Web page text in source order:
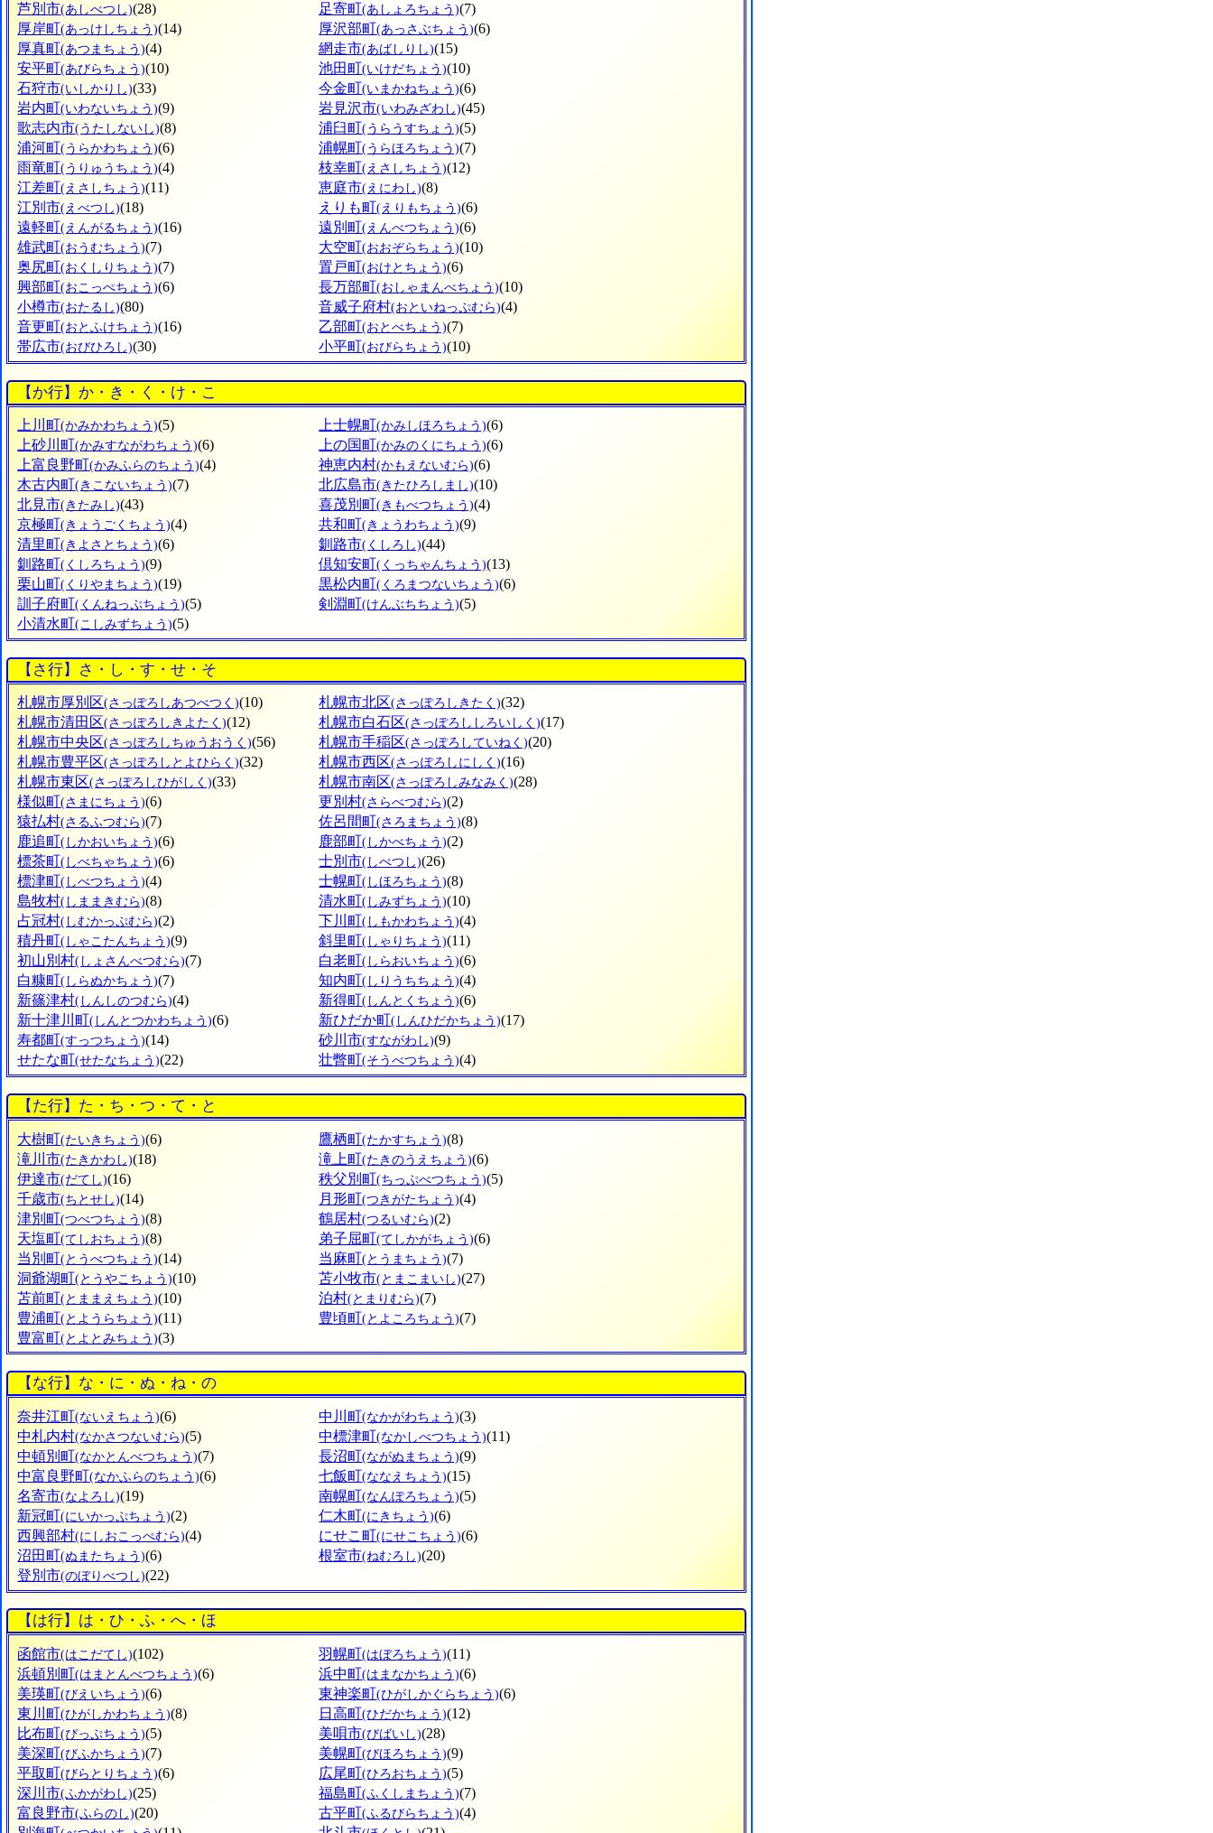
芦別市(あしべつし)(28) 足寄町(あしょろちょう)(7)
厚岸町(あっけしちょう)(14) 厚沢部町(あっさぶちょう)(6)
厚真町(あつまちょう)(4) 網走市(あばしりし)(15)
安平町(あびらちょう)(10) 池田町(いけだちょう)(10)
石狩市(いしかりし)(33) 今金町(いまかねちょう)(6)
岩内町(いわないちょう)(9) 岩見沢市(いわみざわし)(45)
歌志内市(うたしないし)(8) 浦臼町(うらうすちょう)(5)
浦河町(うらかわちょう)(6) 浦幌町(うらほろちょう)(7)
雨竜町(うりゅうちょう)(4) 枝幸町(えさしちょう)(12)
江差町(えさしちょう)(11) 恵庭市(えにわし)(8)
江別市(えべつし)(18) えりも町(えりもちょう)(6)
遠軽町(えんがるちょう)(16) 遠別町(えんべつちょう)(6)
雄武町(おうむちょう)(7) 大空町(おおぞらちょう)(10)
奥尻町(おくしりちょう)(7) 置戸町(おけとちょう)(6)
興部町(おこっぺちょう)(6) 長万部町(おしゃまんべちょう)(10)
小樽市(おたるし)(80) 音威子府村(おといねっぷむら)(4)
音更町(おとふけちょう)(16) 乙部町(おとべちょう)(7)
帯広市(おびひろし)(30) 小平町(おびらちょう)(10)
【か行】か・き・く・け・こ
上川町(かみかわちょう)(5) 上士幌町(かみしほろちょう)(6)
上砂川町(かみすながわちょう)(6) 上の国町(かみのくにちょう)(6)
上富良野町(かみふらのちょう)(4) 神恵内村(かもえないむら)(6)
木古内町(きこないちょう)(7) 北広島市(きたひろしまし)(10)
北見市(きたみし)(43) 喜茂別町(きもべつちょう)(4)
京極町(きょうごくちょう)(4) 共和町(きょうわちょう)(9)
清里町(きよさとちょう)(6) 釧路市(くしろし)(44)
釧路町(くしろちょう)(9) 倶知安町(くっちゃんちょう)(13)
栗山町(くりやまちょう)(19) 黒松内町(くろまつないちょう)(6)
訓子府町(くんねっぷちょう)(5) 剣淵町(けんぶちちょう)(5)
小清水町(こしみずちょう)(5)
【さ行】さ・し・す・せ・そ
札幌市厚別区(さっぽろしあつべつく)(10) 札幌市北区(さっぽろしきたく)(32)
札幌市清田区(さっぽろしきよたく)(12) 札幌市白石区(さっぽろししろいしく)(17)
札幌市中央区(さっぽろしちゅうおうく)(56) 札幌市手稲区(さっぽろしていねく)(20)
札幌市豊平区(さっぽろしとよひらく)(32) 札幌市西区(さっぽろしにしく)(16)
札幌市東区(さっぽろしひがしく)(33) 札幌市南区(さっぽろしみなみく)(28)
様似町(さまにちょう)(6) 更別村(さらべつむら)(2)
猿払村(さるふつむら)(7) 佐呂間町(さろまちょう)(8)
鹿追町(しかおいちょう)(6) 鹿部町(しかべちょう)(2)
標茶町(しべちゃちょう)(6) 士別市(しべつし)(26)
標津町(しべつちょう)(4) 士幌町(しほろちょう)(8)
島牧村(しままきむら)(8) 清水町(しみずちょう)(10)
占冠村(しむかっぷむら)(2) 下川町(しもかわちょう)(4)
積丹町(しゃこたんちょう)(9) 斜里町(しゃりちょう)(11)
初山別村(しょさんべつむら)(7) 白老町(しらおいちょう)(6)
白糠町(しらぬかちょう)(7) 知内町(しりうちちょう)(4)
新篠津村(しんしのつむら)(4) 新得町(しんとくちょう)(6)
新十津川町(しんとつかわちょう)(6) 新ひだか町(しんひだかちょう)(17)
寿都町(すっつちょう)(14) 砂川市(すながわし)(9)
せたな町(せたなちょう)(22) 壮瞥町(そうべつちょう)(4)
【た行】た・ち・つ・て・と
大樹町(たいきちょう)(6) 鷹栖町(たかすちょう)(8)
滝川市(たきかわし)(18) 滝上町(たきのうえちょう)(6)
伊達市(だてし)(16) 秩父別町(ちっぷべつちょう)(5)
千歳市(ちとせし)(14) 月形町(つきがたちょう)(4)
津別町(つべつちょう)(8) 鶴居村(つるいむら)(2)
天塩町(てしおちょう)(8) 弟子屈町(てしかがちょう)(6)
当別町(とうべつちょう)(14) 当麻町(とうまちょう)(7)
洞爺湖町(とうやこちょう)(10) 苫小牧市(とまこまいし)(27)
苫前町(とままえちょう)(10) 泊村(とまりむら)(7)
豊浦町(とようらちょう)(11) 豊頃町(とよころちょう)(7)
豊富町(とよとみちょう)(3)
【な行】な・に・ぬ・ね・の
奈井江町(ないえちょう)(6) 中川町(なかがわちょう)(3)
中札内村(なかさつないむら)(5) 中標津町(なかしべつちょう)(11)
中頓別町(なかとんべつちょう)(7) 長沼町(ながぬまちょう)(9)
中富良野町(なかふらのちょう)(6) 七飯町(ななえちょう)(15)
名寄市(なよろし)(19) 南幌町(なんぽろちょう)(5)
新冠町(にいかっぷちょう)(2) 仁木町(にきちょう)(6)
西興部村(にしおこっぺむら)(4) にせこ町(にせこちょう)(6)
沼田町(ぬまたちょう)(6) 根室市(ねむろし)(20)
登別市(のぼりべつし)(22)
【は行】は・ひ・ふ・へ・ほ
函館市(はこだてし)(102) 羽幌町(はぼろちょう)(11)
浜頓別町(はまとんべつちょう)(6) 浜中町(はまなかちょう)(6)
美瑛町(びえいちょう)(6) 東神楽町(ひがしかぐらちょう)(6)
東川町(ひがしかわちょう)(8) 日高町(ひだかちょう)(12)
比布町(ぴっぷちょう)(5) 美唄市(びばいし)(28)
美深町(びふかちょう)(7) 美幌町(びほろちょう)(9)
平取町(びらとりちょう)(6) 広尾町(ひろおちょう)(5)
深川市(ふかがわし)(25) 福島町(ふくしまちょう)(7)
富良野市(ふらのし)(20) 古平町(ふるびらちょう)(4)